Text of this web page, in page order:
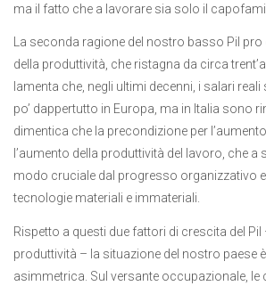
ma il fatto che a lavorare sia solo il
La seconda ragione del nostro basso Pil pro
della produttività, che ristagna da circa
lamenta che, negli ultimi decenni, i salari
po’ dappertutto in Europa, ma in Italia sono
dimentica che la precondizione per
l’aumento della produttività del lavoro, che a
modo cruciale dal progresso organizzativo
tecnologie materiali e immateriali.
Rispetto a questi due fattori di crescita del
produttività – la situazione del nostro paese
asimmetrica. Sul versante occupazionale, le